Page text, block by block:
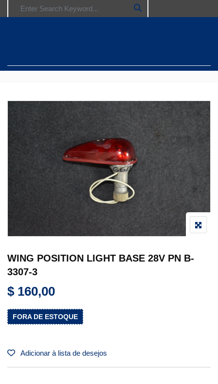
WING POSITION LIGHT BASE 28V PN B-
3307-3
$ 160,00
FORA DE ESTOQUE
Adicionar à lista de desejos